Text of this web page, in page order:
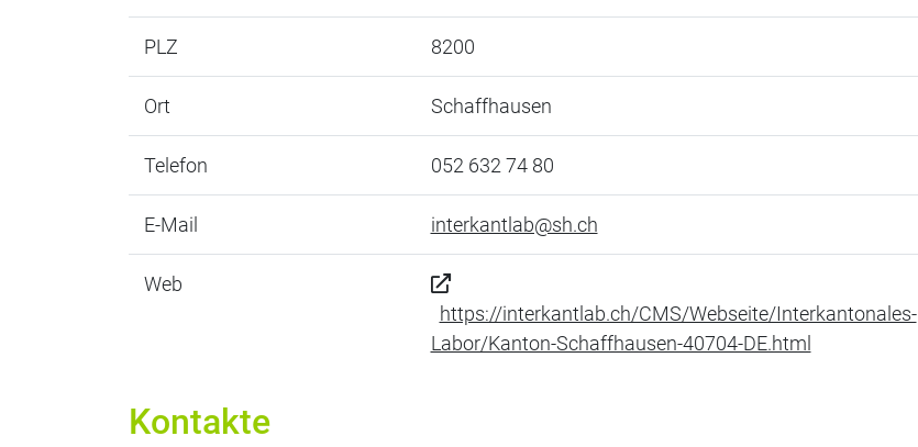
PLZ 8200
Ort Schaffhausen
Telefon 052 632 74 80
E-Mail interkantlab@sh.ch
Web
https://interkantlab.ch/CMS/Webseite/Interkantonales-
Labor/Kanton-Schaffhausen-40704-DE.html
Kontakte